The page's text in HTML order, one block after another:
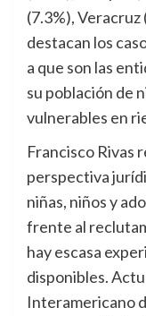
(7.3%),
destacan los
a que son las
su población de
vulnerables en
Francisco Rivas
perspectiva
niñas, niños y
frente al
hay escasa
disponibles.
Interamericano